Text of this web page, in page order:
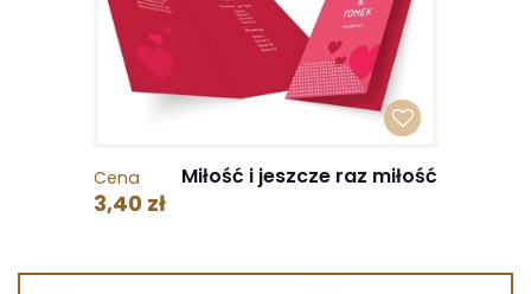
Cena
3,40 zł
Miłość i jeszcze raz miłość